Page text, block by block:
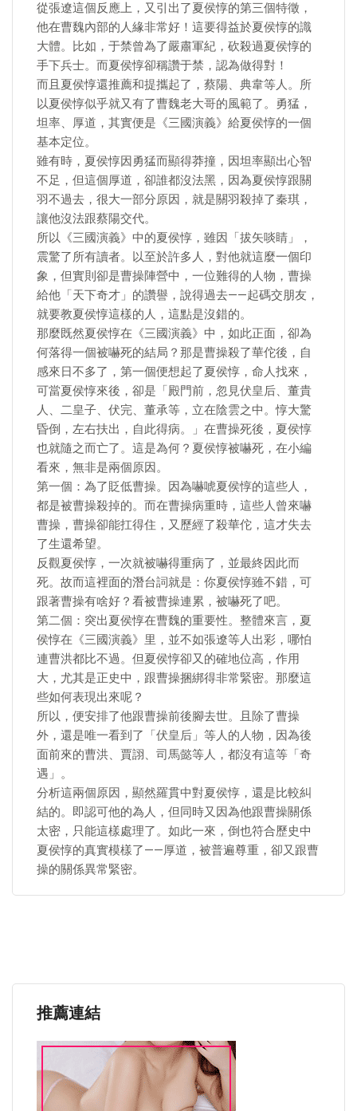
從張遼這個反應上，又引出了夏侯惇的第三個特徵，
他在曹魏內部的人緣非常好！這要得益於夏侯惇的識
大體。比如，于禁曾為了嚴肅軍紀，砍殺過夏侯惇的
手下兵士。而夏侯惇卻稱讚于禁，認為做得對！
而且夏侯惇還推薦和提攜起了，蔡陽、典韋等人。所
以夏侯惇似乎就又有了曹魏老大哥的風範了。勇猛，
坦率、厚道，其實便是《三國演義》給夏侯惇的一個
基本定位。
雖有時，夏侯惇因勇猛而顯得莽撞，因坦率顯出心智
不足，但這個厚道，卻誰都沒法黑，因為夏侯惇跟關
羽不過去，很大一部分原因，就是關羽殺掉了秦琪，
讓他沒法跟蔡陽交代。
所以《三國演義》中的夏侯惇，雖因「拔矢啖睛」，
震驚了所有讀者。以至於許多人，對他就這麼一個印
象，但實則卻是曹操陣營中，一位難得的人物，曹操
給他「天下奇才」的讚譽，說得過去——起碼交朋友，
就要教夏侯惇這樣的人，這點是沒錯的。
那麼既然夏侯惇在《三國演義》中，如此正面，卻為
何落得一個被嚇死的結局？那是曹操殺了華佗後，自
感來日不多了，第一個便想起了夏侯惇，命人找來，
可當夏侯惇來後，卻是「殿門前，忽見伏皇后、董貴
人、二皇子、伏完、董承等，立在陰雲之中。惇大驚
昏倒，左右扶出，自此得病。」在曹操死後，夏侯惇
也就隨之而亡了。這是為何？夏侯惇被嚇死，在小編
看來，無非是兩個原因。
第一個：為了貶低曹操。因為嚇唬夏侯惇的這些人，
都是被曹操殺掉的。而在曹操病重時，這些人曾來嚇
曹操，曹操卻能扛得住，又歷經了殺華佗，這才失去
了生還希望。
反觀夏侯惇，一次就被嚇得重病了，並最終因此而
死。故而這裡面的潛台詞就是：你夏侯惇雖不錯，可
跟著曹操有啥好？看被曹操連累，被嚇死了吧。
第二個：突出夏侯惇在曹魏的重要性。整體來言，夏
侯惇在《三國演義》里，並不如張遼等人出彩，哪怕
連曹洪都比不過。但夏侯惇卻又的確地位高，作用
大，尤其是正史中，跟曹操捆綁得非常緊密。那麼這
些如何表現出來呢？
所以，便安排了他跟曹操前後腳去世。且除了曹操
外，還是唯一看到了「伏皇后」等人的人物，因為後
面前來的曹洪、賈詡、司馬懿等人，都沒有這等「奇
遇」。
分析這兩個原因，顯然羅貫中對夏侯惇，還是比較糾
結的。即認可他的為人，但同時又因為他跟曹操關係
太密，只能這樣處理了。如此一來，倒也符合歷史中
夏侯惇的真實模樣了——厚道，被普遍尊重，卻又跟曹
操的關係異常緊密。
推薦連結